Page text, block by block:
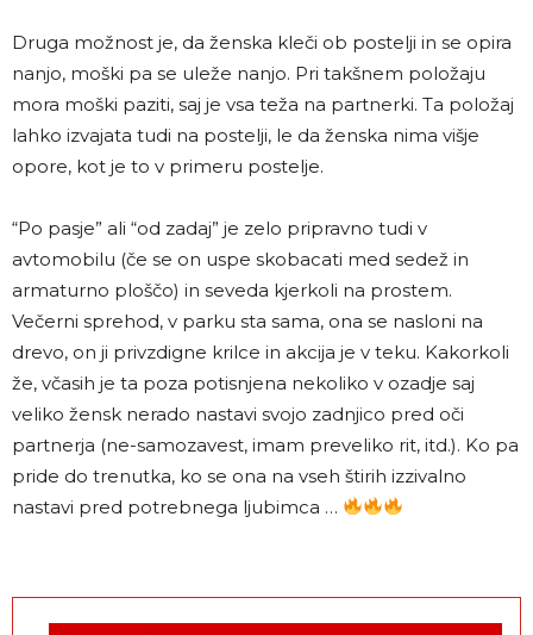
Druga možnost je, da ženska kleči ob postelji in se opira
nanjo, moški pa se uleže nanjo. Pri takšnem položaju
mora moški paziti, saj je vsa teža na partnerki. Ta položaj
lahko izvajata tudi na postelji, le da ženska nima višje
opore, kot je to v primeru postelje.
“Po pasje” ali “od zadaj” je zelo pripravno tudi v
avtomobilu (če se on uspe skobacati med sedež in
armaturno ploščo) in seveda kjerkoli na prostem.
Večerni sprehod, v parku sta sama, ona se nasloni na
drevo, on ji privzdigne krilce in akcija je v teku. Kakorkoli
že, včasih je ta poza potisnjena nekoliko v ozadje saj
veliko žensk nerado nastavi svojo zadnjico pred oči
partnerja (ne-samozavest, imam preveliko rit, itd.). Ko pa
pride do trenutka, ko se ona na vseh štirih izzivalno
nastavi pred potrebnega ljubimca …